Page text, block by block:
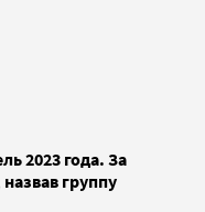
2023 года. За
группу